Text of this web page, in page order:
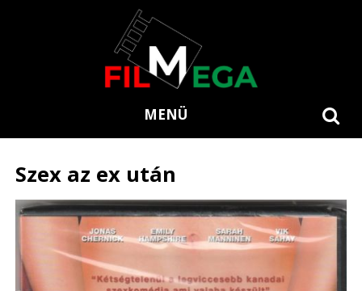
MENÜ
Szex az ex után